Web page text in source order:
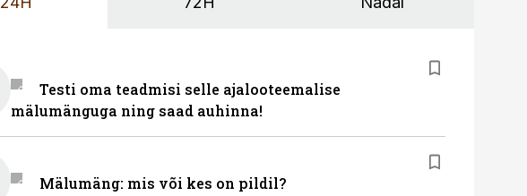
Testi oma teadmisi selle ajalooteemalise
mälumänguga ning saad auhinna!
Mälumäng: mis või kes on pildil?